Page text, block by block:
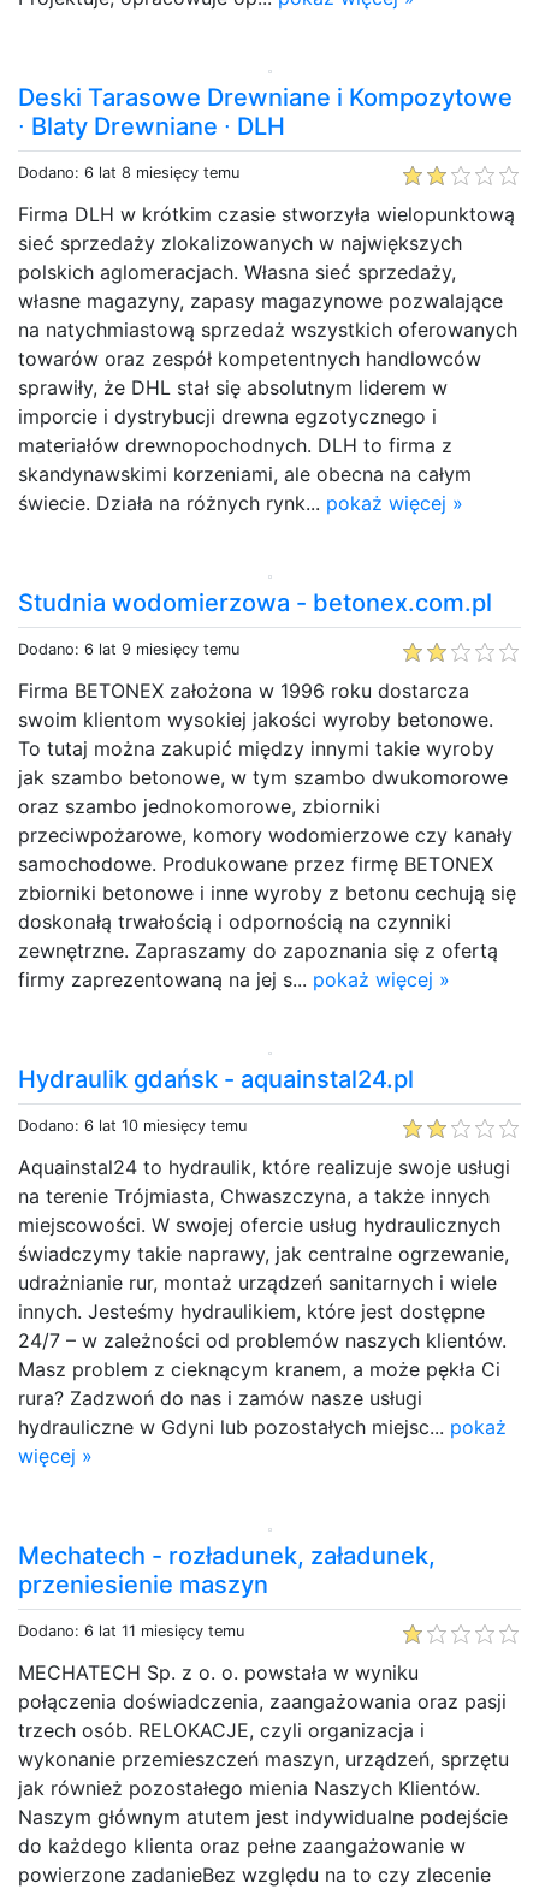
Deski Tarasowe Drewniane i Kompozytowe
∙ Blaty Drewniane ∙ DLH
Dodano: 6 lat 8 miesięcy temu
Firma DLH w krótkim czasie stworzyła wielopunktową
sieć sprzedaży zlokalizowanych w największych
polskich aglomeracjach. Własna sieć sprzedaży,
własne magazyny, zapasy magazynowe pozwalające
na natychmiastową sprzedaż wszystkich oferowanych
towarów oraz zespół kompetentnych handlowców
sprawiły, że DHL stał się absolutnym liderem w
imporcie i dystrybucji drewna egzotycznego i
materiałów drewnopochodnych. DLH to firma z
skandynawskimi korzeniami, ale obecna na całym
świecie. Działa na różnych rynk... pokaż więcej »
Studnia wodomierzowa - betonex.com.pl
Dodano: 6 lat 9 miesięcy temu
Firma BETONEX założona w 1996 roku dostarcza
swoim klientom wysokiej jakości wyroby betonowe.
To tutaj można zakupić między innymi takie wyroby
jak szambo betonowe, w tym szambo dwukomorowe
oraz szambo jednokomorowe, zbiorniki
przeciwpożarowe, komory wodomierzowe czy kanały
samochodowe. Produkowane przez firmę BETONEX
zbiorniki betonowe i inne wyroby z betonu cechują się
doskonałą trwałością i odpornością na czynniki
zewnętrzne. Zapraszamy do zapoznania się z ofertą
firmy zaprezentowaną na jej s... pokaż więcej »
Hydraulik gdańsk - aquainstal24.pl
Dodano: 6 lat 10 miesięcy temu
Aquainstal24 to hydraulik, które realizuje swoje usługi
na terenie Trójmiasta, Chwaszczyna, a także innych
miejscowości. W swojej ofercie usług hydraulicznych
świadczymy takie naprawy, jak centralne ogrzewanie,
udrażnianie rur, montaż urządzeń sanitarnych i wiele
innych. Jesteśmy hydraulikiem, które jest dostępne
24/7 – w zależności od problemów naszych klientów.
Masz problem z cieknącym kranem, a może pękła Ci
rura? Zadzwoń do nas i zamów nasze usługi
hydrauliczne w Gdyni lub pozostałych miejsc... pokaż
więcej »
Mechatech - rozładunek, załadunek,
przeniesienie maszyn
Dodano: 6 lat 11 miesięcy temu
MECHATECH Sp. z o. o. powstała w wyniku
połączenia doświadczenia, zaangażowania oraz pasji
trzech osób. RELOKACJE, czyli organizacja i
wykonanie przemieszczeń maszyn, urządzeń, sprzętu
jak również pozostałego mienia Naszych Klientów.
Naszym głównym atutem jest indywidualne podejście
do każdego klienta oraz pełne zaangażowanie w
powierzone zadanieBez względu na to czy zlecenie